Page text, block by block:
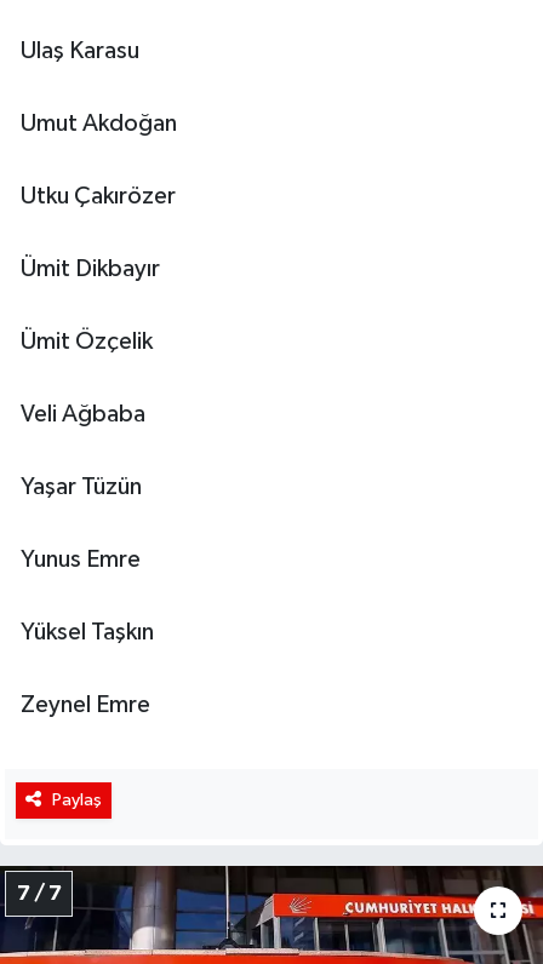
Ulaş Karasu
Umut Akdoğan
Utku Çakırözer
Ümit Dikbayır
Ümit Özçelik
Veli Ağbaba
Yaşar Tüzün
Yunus Emre
Yüksel Taşkın
Zeynel Emre
Paylaş
7 / 7